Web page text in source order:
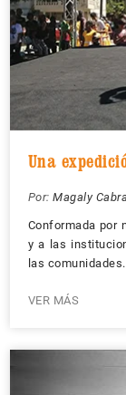
Una
Por: Magaly
Conformada por
y a las
las comunidades.
VER MÁS